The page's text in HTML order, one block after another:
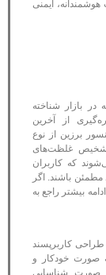
ایمنی
در بازار شناخته
از آخرین
برزین از نوع
غلظت‌های
که کاربران
مطمئن باشند. اگر
بیشتر راجع به
طراحی کاربرپسند
صورت خودکار و
صورت شناسایی